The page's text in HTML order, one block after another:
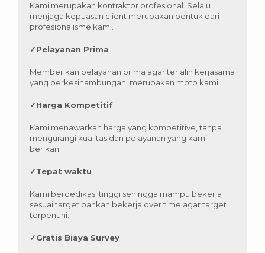
Kami merupakan kontraktor profesional. Selalu
menjaga kepuasan client merupakan bentuk dari
profesionalisme kami.
✓Pelayanan Prima
Memberikan pelayanan prima agar terjalin kerjasama
yang berkesinambungan, merupakan moto kami
✓Harga Kompetitif
Kami menawarkan harga yang kompetitive, tanpa
mengurangi kualitas dan pelayanan yang kami
berikan.
✓Tepat waktu
Kami berdedikasi tinggi sehingga mampu bekerja
sesuai target bahkan bekerja over time agar target
terpenuhi.
✓Gratis Biaya Survey